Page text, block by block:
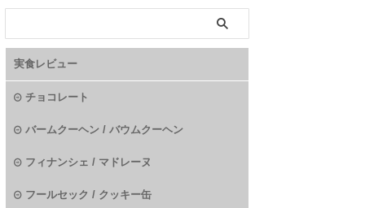
実食レビュー
チョコレート
バームクーヘン / バウムクーヘン
フィナンシェ / マドレーヌ
フールセック / クッキー缶